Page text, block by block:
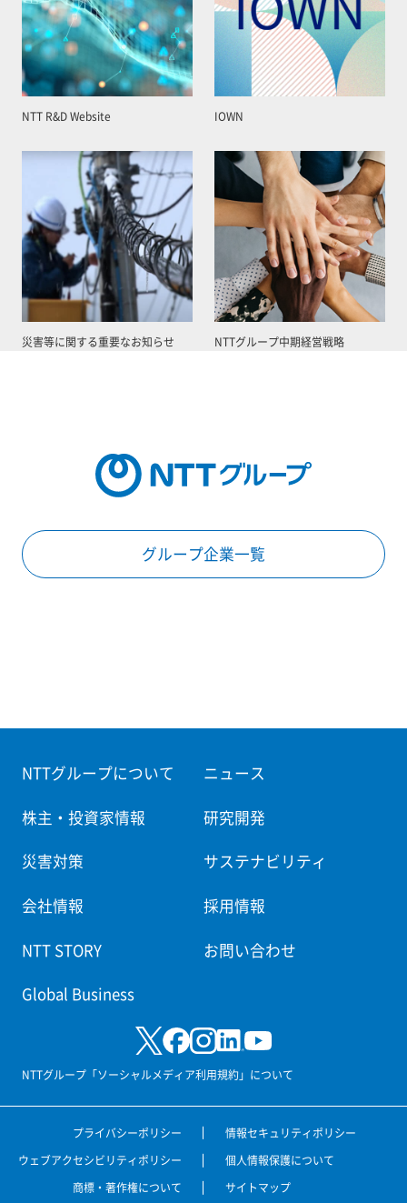
NTT R&D Website IOWN
災害等に関する重要なお知らせ NTTグループ中期経営戦略
グループ企業一覧
NTTグループについて ニュース
株主・投資家情報 研究開発
災害対策 サステナビリティ
会社情報 採用情報
NTT STORY お問い合わせ
Global Business
NTTグループ「ソーシャルメディア利用規約」について
プライバシーポリシー
情報セキュリティポリシー
ウェブアクセシビリティポリシー
個人情報保護について
商標・著作権について
サイトマップ